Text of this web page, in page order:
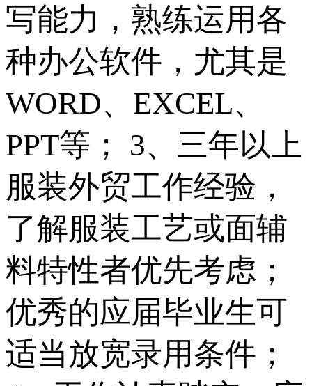
写能力，熟练运用各
种办公软件，尤其是
WORD、EXCEL、
PPT等； 3、三年以上
服装外贸工作经验，
了解服装工艺或面辅
料特性者优先考虑；
优秀的应届毕业生可
适当放宽录用条件；